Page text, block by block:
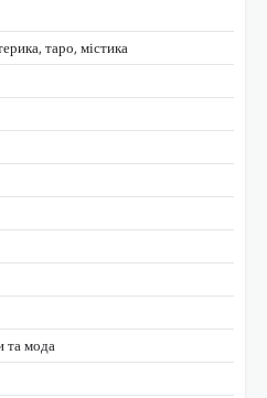
таро, містика
та мода